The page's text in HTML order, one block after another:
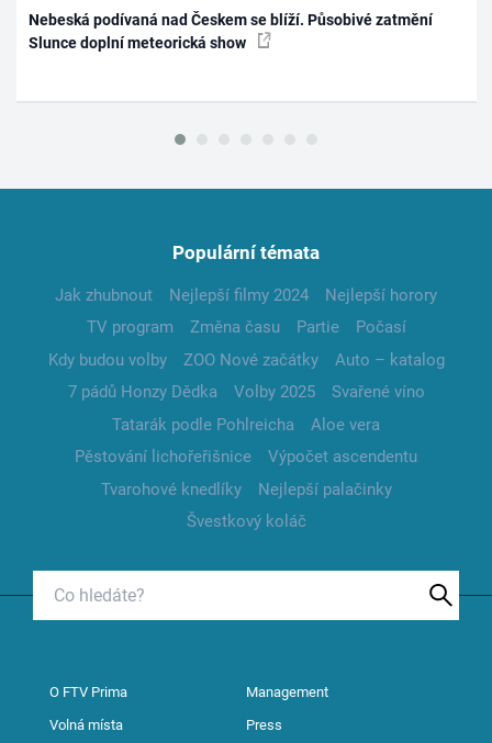
Nebeská podívaná nad Českem se blíží. Působivé zatmění
Slunce doplní meteorická show
Populární témata
Jak zhubnout Nejlepší filmy 2024
Nejlepší horory
TV program
Změna času Partie
Počasí
Kdy budou volby
ZOO Nové začátky
Auto – katalog
7 pádů Honzy Dědka
Volby 2025
Svařené víno
Tatarák podle Pohlreicha
Aloe vera
Pěstování lichořeřišnice
Výpočet ascendentu
Tvarohové knedlíky
Nejlepší palačinky
Švestkový koláč
O FTV Prima Management
Volná místa Press